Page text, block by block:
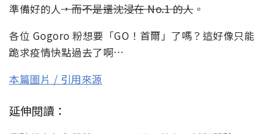
準備好的人，而不是還沈浸在 No.1 的人。
各位 Gogoro 粉想要「GO！首爾」了嗎？這好像只能
跪求疫情快點過去了啊…
本篇圖片 / 引用來源
延伸閱讀：